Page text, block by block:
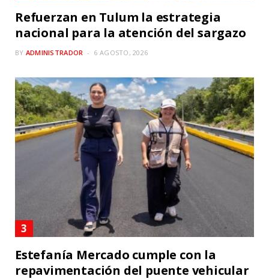
Refuerzan en Tulum la estrategia
nacional para la atención del sargazo
BY ADMINISTRADOR 6 AGOSTO, 2026
Estefanía Mercado cumple con la
repavimentación del puente vehicular